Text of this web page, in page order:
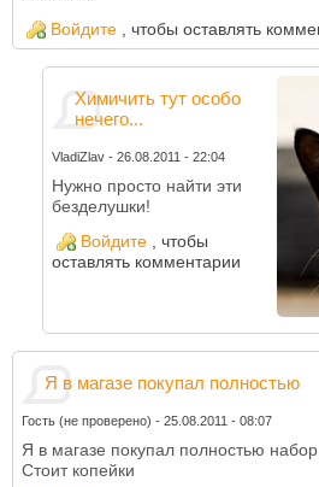
Войдите , чтобы оставлять
Химичить тут особо
нечего...
VladiZlav- 26.08.2011 - 22:04
Нужно просто найти эти
безделушки!
Войдите , чтобы
оставлять комментарии
Я в магазе покупал полностью
Гость (не проверено) - 25.08.2011 - 08:07
Я в магазе покупал полностью
Стоит копейки